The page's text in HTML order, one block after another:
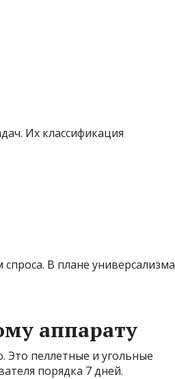
Их классификация
В плане универсализма
аппарату
пеллетные и угольные
порядка 7 дней.